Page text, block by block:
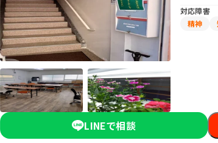
対応障害
精神
LINEで相談